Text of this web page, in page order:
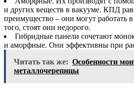
и других веществ в вакууме. КПД
преимущество – они могут работать
того, стоят они недорого.
Гибридные панели сочетают
и аморфные. Они эффективны при
Читать так же: Особенности
металлочерепицы